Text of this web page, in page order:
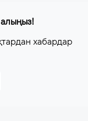
хабардар